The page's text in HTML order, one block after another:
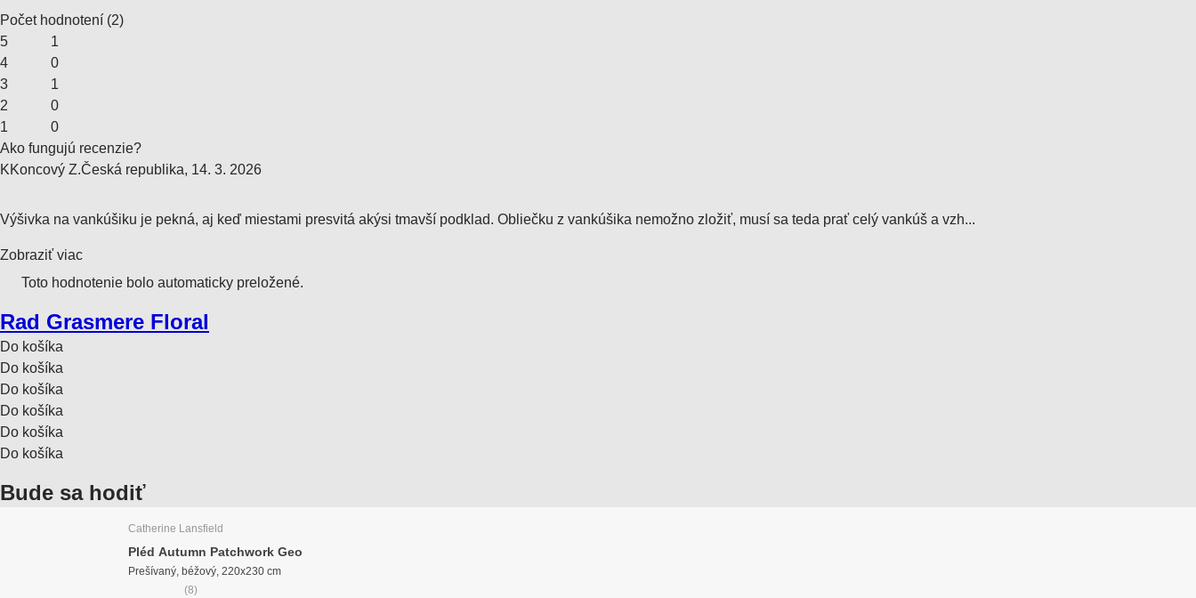
Počet hodnotení (2)
5
1
4
0
3
1
2
0
1
0
Ako fungujú recenzie?
KKoncový Z.Česká republika, 14. 3. 2026
Výšivka na vankúšiku je pekná, aj keď miestami presvitá akýsi tmavší podklad. Obliečku z vankúšika nemožno zložiť, musí sa teda prať celý vankúš a vzh...
Zobraziť viac
Toto hodnotenie bolo automaticky preložené.
Rad Grasmere Floral
Do košíka
Do košíka
Do košíka
Do košíka
Do košíka
Do košíka
Bude sa hodiť
Catherine Lansfield
Pléd Autumn Patchwork Geo
Prešívaný, béžový, 220x230 cm
(8)